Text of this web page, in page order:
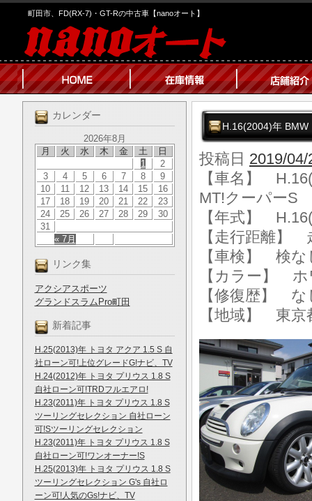
町田市、FD(RX-7)・GT-Rの中古車【nanoオート】
カレンダー
2026年8月
月
火 水 木 金 土 日
« 7月
1
2
3
4 5 6 7 8
9
10
11 12 13 14 15
16
17
18 19 20 21 22
23
24
25 26 27 28 29
30
31
リンク集
アクシアスポーツ
グランドスラムPro町田
新着記事
H.25(2013)年 トヨタ アクア 1.5 S 自
社ローン可!上位グレードG!ナビ、TV
H.24(2012)年 トヨタ プリウス 1.8 S
自社ローン可!TRDフルエアロ!
H.23(2011)年 トヨタ プリウス 1.8 S
ツーリングセレクション 自社ローン
可!Sツーリングセレクション
H.23(2011)年 トヨタ プリウス 1.8 S
自社ローン可!ワンオーナー!S
H.25(2013)年 トヨタ プリウス 1.8 S
ツーリングセレクション G's 自社ロ
ーン可!人気のGs!ナビ、TV
H.16(2004)年 BMW
投稿日 2019/04/
【車名】
MT!クーパーS
【年式】
【走行距離】
【車検】 検な
【カラー】
【修復歴】 な
【地域】 東京